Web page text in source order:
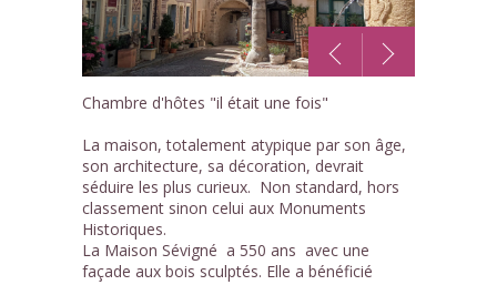
Chambre d'hôtes "il était une fois"
La maison, totalement atypique par son âge,
son architecture, sa décoration, devrait
séduire les plus curieux. Non standard, hors
classement sinon celui aux Monuments
Historiques.
La Maison Sévigné a 550 ans avec une
façade aux bois sculptés. Elle a bénéficié